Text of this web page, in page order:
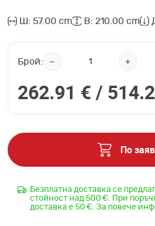
Ш: 57.00 cm В: 210.00 cm
Брой:
262.91 € /
По
Безплатна доставка се
стойност над 500 €. При
доставка е 50 €. За повече